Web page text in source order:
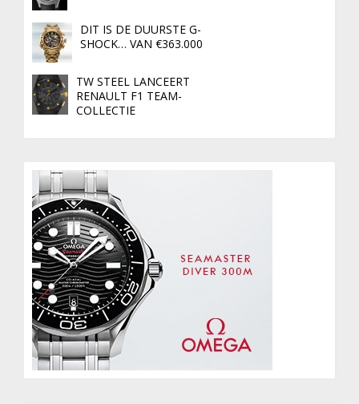
DIT IS DE DUURSTE G-
SHOCK… VAN €363.000
TW STEEL LANCEERT
RENAULT F1 TEAM-
COLLECTIE